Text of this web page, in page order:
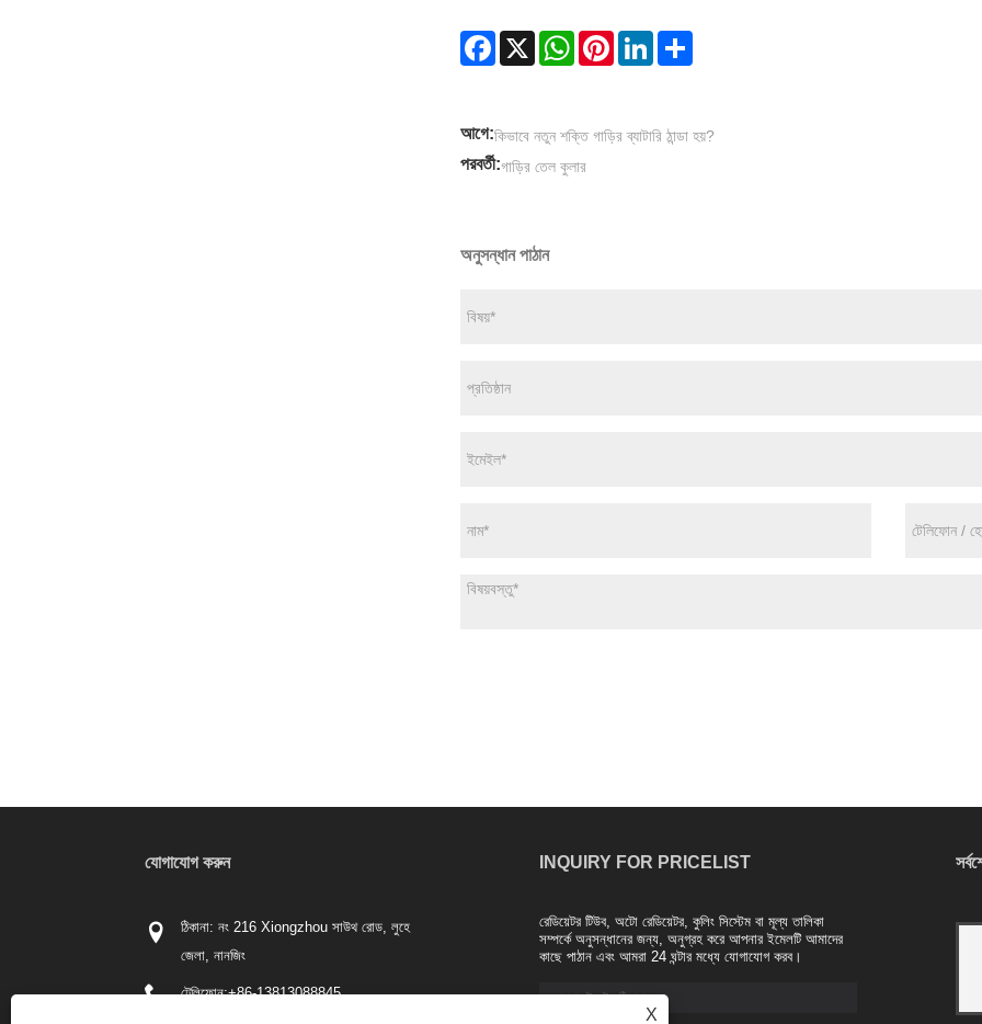
Facebook
X WhatsAppPinterestLinkedInShare
আগে:কিভাবে নতুন শক্তি গাড়ির ব্যাটারি ঠান্ডা হয়?
পরবর্তী:গাড়ির তেল কুলার
অনুসন্ধান পাঠান
যোগাযোগ করুন
ঠিকানা: নং 216 Xiongzhou সাউথ রোড, লুহে
জেলা, নানজিং
টেলিফোন:+86-13813088845
INQUIRY FOR PRICELIST
রেডিয়েটর টিউব, অটো রেডিয়েটর, কুলিং সিস্টেম বা মূল্য তালিকা
সম্পর্কে অনুসন্ধানের জন্য, অনুগ্রহ করে আপনার ইমেলটি আমাদের
কাছে পাঠান এবং আমরা 24 ঘন্টার মধ্যে যোগাযোগ করব।
নানজিং ম্যাজেস্টিক সংস্থা থেকে অ্যালুমিনিয়াম রেডিয়েটার
2021/04/20
X